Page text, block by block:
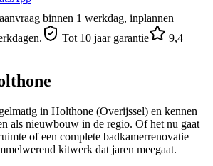
binnen 1 werkdag, inplannen
Tot 10 jaar garantie
9,4
in Holthone (Overijssel) en kennen
als nieuwbouw in de regio. Of het nu gaat
of een complete badkamerrenovatie —
kitwerk dat jaren meegaat.